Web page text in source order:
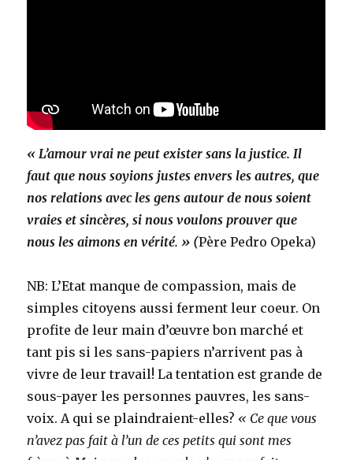
« L’amour vrai ne peut exister sans la justice. Il
faut que nous soyions justes envers les autres, que
nos relations avec les gens autour de nous soient
vraies et sincères, si nous voulons prouver que
nous les aimons en vérité. » (Père Pedro Opeka)
NB: L’Etat manque de compassion, mais de
simples citoyens aussi ferment leur coeur. On
profite de leur main d’œuvre bon marché et
tant pis si les sans-papiers n’arrivent pas à
vivre de leur travail! La tentation est grande de
sous-payer les personnes pauvres, les sans-
voix. A qui se plaindraient-elles? « Ce que vous
n’avez pas fait à l’un de ces petits qui sont mes